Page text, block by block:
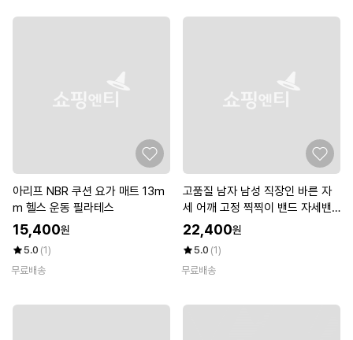
아리프 NBR 쿠션 요가 매트 13m
m 헬스 운동 필라테스
15,400원
5.0 (1)
무료배송
고품질 남자 남성 직장인 바른 자
세 어깨 고정 찍찍이 밴드 자세밴
드 (W7348D6)
22,400원
5.0 (1)
무료배송